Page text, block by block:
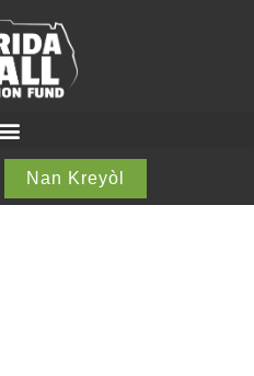
Nan Kreyòl